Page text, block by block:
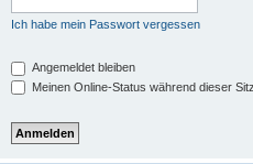
Ich habe mein Passwort vergessen
Angemeldet bleiben
Meinen Online-Status während dieser